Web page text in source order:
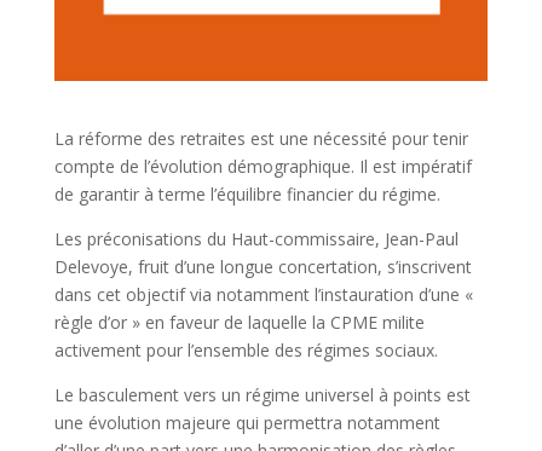
La réforme des retraites est une nécessité pour tenir
compte de l’évolution démographique. Il est impératif
de garantir à terme l’équilibre financier du régime.
Les préconisations du Haut-commissaire, Jean-Paul
Delevoye, fruit d’une longue concertation, s’inscrivent
dans cet objectif via notamment l’instauration d’une «
règle d’or » en faveur de laquelle la CPME milite
activement pour l’ensemble des régimes sociaux.
Le basculement vers un régime universel à points est
une évolution majeure qui permettra notamment